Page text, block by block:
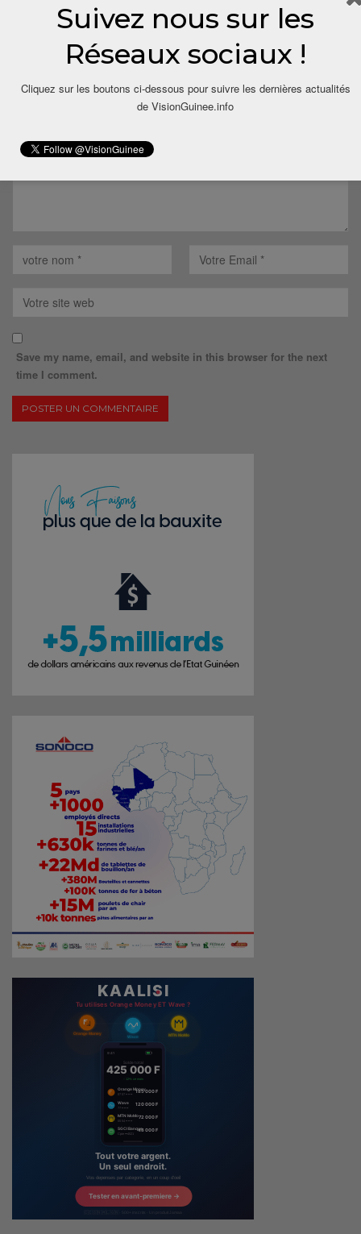
LAISSER UN COMMENTAIRE
Votre adresse email ne sera pas publiée.
Save my name, email, and website in this browser for the next
time I comment.
Suivez nous sur les
Réseaux sociaux !
Cliquez sur les boutons ci-dessous pour suivre les dernières actualités
de VisionGuinee.info